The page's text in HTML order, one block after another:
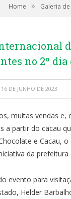
Home » Galeria
no 2º dia
16 DE JUNHO DE 2023
muitas vendas
a partir do cacau
e Cacau,
da
evento para
Helder